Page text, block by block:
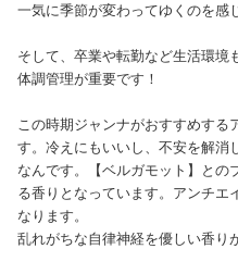
一気に季節が変わってゆくのを感
そして、卒業や転勤など生活環境
体調管理が重要です！
この時期ジャンナがおすすめす
す。冷えにもいいし、不安を解消
なんです。【ベルガモット】との
る香りとなっています。アンチエ
なります。
乱れがちな自律神経を優しい香り